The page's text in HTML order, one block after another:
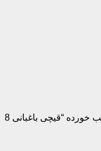
محصولات برچسب خورده “قیچی باغبانی 8